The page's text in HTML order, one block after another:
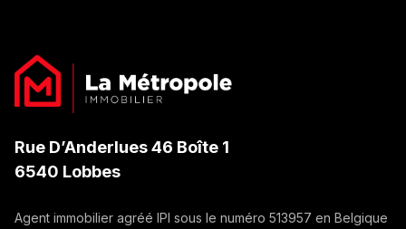
Rue D’Anderlues 46 Boîte 1
6540 Lobbes
Agent immobilier agréé IPI sous le numéro 513957 en Belgique